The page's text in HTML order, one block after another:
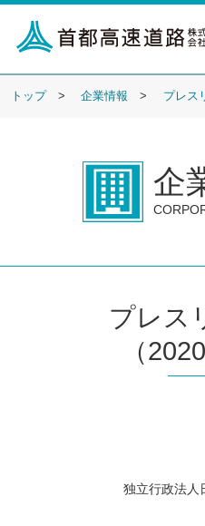
トップ 企業情報 プレス
企
プレス
（
独立行政法人